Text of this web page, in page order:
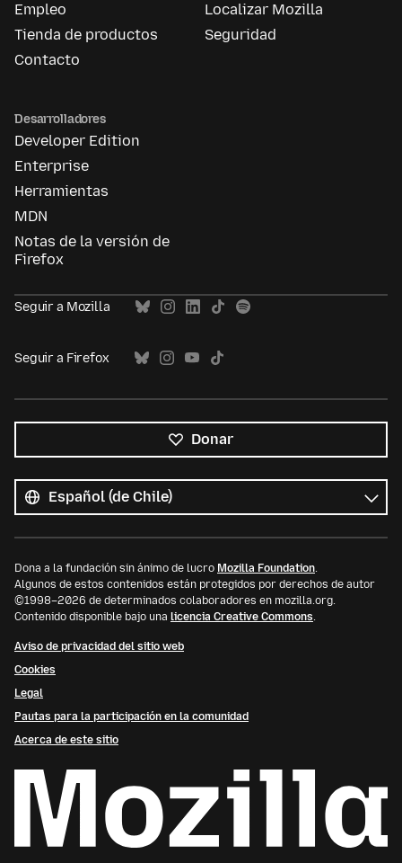
Empleo
Tienda de productos
Contacto
Localizar Mozilla
Seguridad
Desarrolladores
Developer Edition
Enterprise
Herramientas
MDN
Notas de la versión de
Firefox
Seguir a Mozilla
Seguir a Firefox
Donar
los
idiomas
Idioma
Dona a la fundación sin ánimo de lucro Mozilla Foundation.
Algunos de estos contenidos están protegidos por derechos de autor
©1998–2026 de determinados colaboradores en mozilla.org.
Contenido disponible bajo una licencia Creative Commons.
Aviso de privacidad del sitio web
Cookies
Legal
Pautas para la participación en la comunidad
Acerca de este sitio